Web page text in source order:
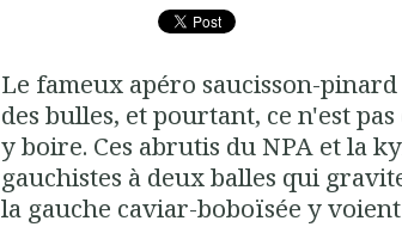
Le fameux apéro saucisson-
des bulles, et pourtant, ce n'est
y boire. Ces abrutis du NPA et la
gauchistes à deux balles qui
la gauche caviar-boboïsée y